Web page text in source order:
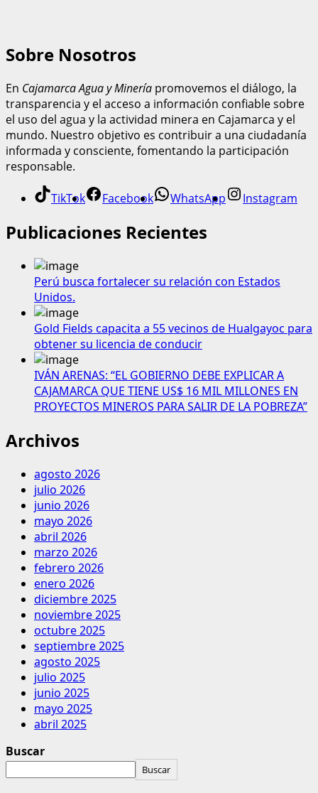
Sobre Nosotros
En Cajamarca Agua y Minería promovemos el diálogo, la
transparencia y el acceso a información confiable sobre
el uso del agua y la actividad minera en Cajamarca y el
mundo. Nuestro objetivo es contribuir a una ciudadanía
informada y consciente, fomentando la participación
responsable.
TikTok Facebook WhatsApp Instagram
Publicaciones Recientes
Perú busca fortalecer su relación con Estados
Unidos.
Gold Fields capacita a 55 vecinos de Hualgayoc para
obtener su licencia de conducir
IVÁN ARENAS: “EL GOBIERNO DEBE EXPLICAR A
CAJAMARCA QUE TIENE US$ 16 MIL MILLONES EN
PROYECTOS MINEROS PARA SALIR DE LA POBREZA”
Archivos
agosto 2026
julio 2026
junio 2026
mayo 2026
abril 2026
marzo 2026
febrero 2026
enero 2026
diciembre 2025
noviembre 2025
octubre 2025
septiembre 2025
agosto 2025
julio 2025
junio 2025
mayo 2025
abril 2025
Buscar
Buscar